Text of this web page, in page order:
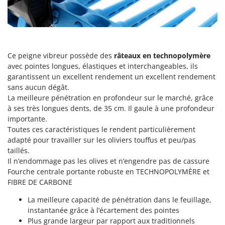
Perches Élagueuses
Pétrins à Spirale
Plateaux de coupe pour tracteur
Plumeuses
Pompes d'irrigation à tracteur
Pompes de transfert
Pompes immergées électriques
Postes à souder
Poussoirs à saucisse
Presses à pellets
Pressoirs à fruits
Pressoirs à Raisin
Francini
Gardena
Garofalo
GeoTech
GeoTech Pro
Gierre
Ginko - MGM
Gipeco
Girmi
GRAEF
GreenBay
Greenworks
Ce peigne vibreur possède des râteaux en technopolymère
avec pointes longues, élastiques et interchangeables, ils
garantissent un excellent rendement un excellent rendement
sans aucun dégât.
La meilleure pénétration en profondeur sur le marché, grâce
à ses très longues dents, de 35 cm. Il gaule à une profondeur
importante.
Toutes ces caractéristiques le rendent particulièrement
adapté pour travailler sur les oliviers touffus et peu/pas
taillés.
Il n’endommage pas les olives et n’engendre pas de cassure
Fourche centrale portante robuste en TECHNOPOLYMÈRE et
FIBRE DE CARBONE
La meilleure capacité de pénétration dans le feuillage,
instantanée grâce à l’écartement des pointes
Plus grande largeur par rapport aux traditionnels